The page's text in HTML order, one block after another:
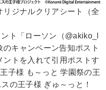
ジナルクリアシート（全
ト「ローソン（@akiko_l
キャンペーン告知ポスト
トを入れて引用ポストす
子様 も～っと 学園祭の王
の王子様 ぎゅ～っと！